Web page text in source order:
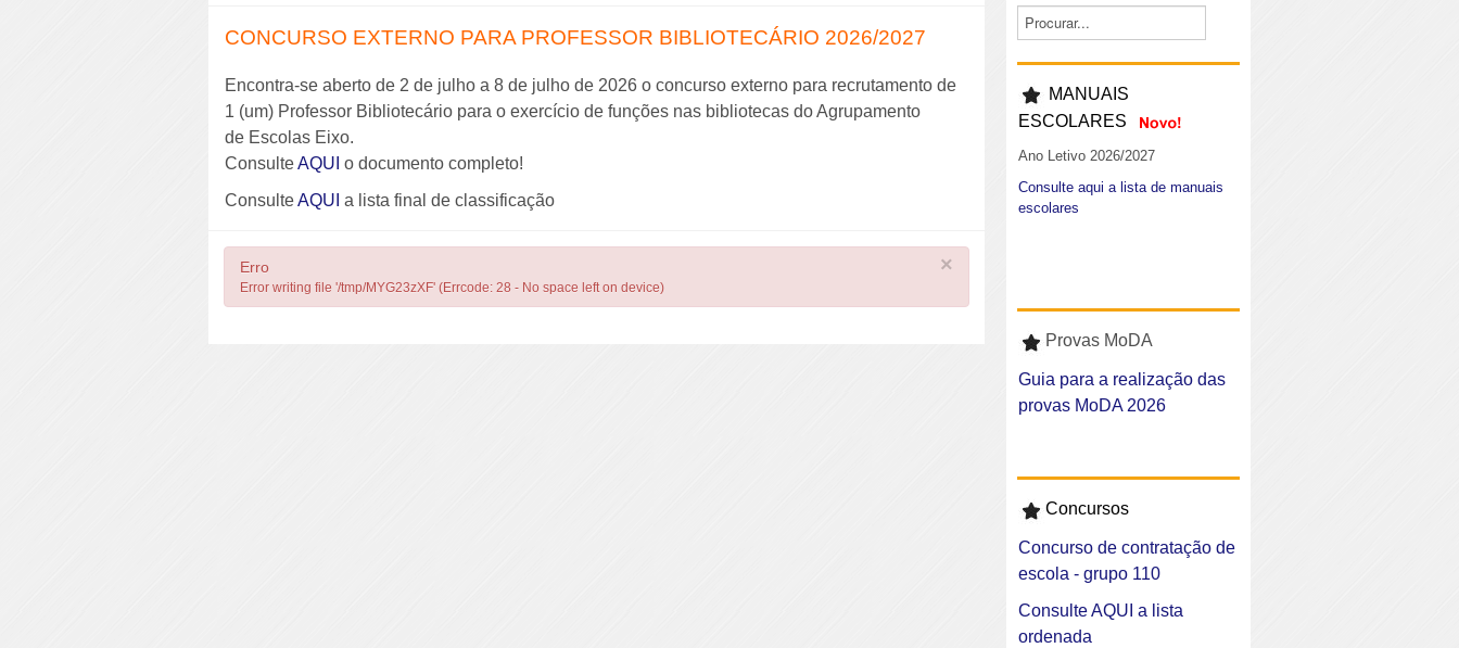
CONCURSO EXTERNO PARA PROFESSOR BIBLIOTECÁRIO 2026/2027
Encontra-se aberto de 2 de julho a 8 de julho de 2026 o concurso externo para recrutamento de
1 (um) Professor Bibliotecário para o exercício de funções nas bibliotecas do Agrupamento
de Escolas Eixo.
ConsulteAQUI o documento completo!
ConsulteAQUI a lista final de classificação
×
Erro
Error writing file '/tmp/MYG23zXF' (Errcode: 28 - No space left on device)
MANUAIS
ESCOLARES
Ano Letivo 2026/2027
Consulte aqui a lista de manuais
escolares
Provas MoDA
Guia para a realização das
provas MoDA 2026
Concursos
Concurso de contratação de
escola - grupo 110
Consulte AQUI a lista
ordenada